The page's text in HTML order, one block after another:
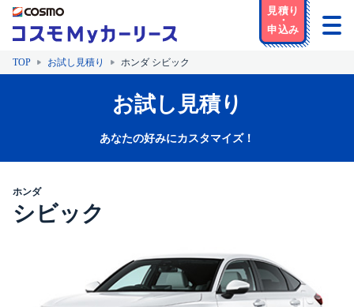
TOP お試し見積り ホンダ シビック
お試し見積り
あなたの好みにカスタマイズ！
ホンダ
シビック